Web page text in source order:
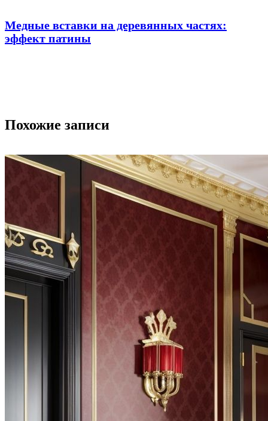
Медные вставки на деревянных частях:
эффект патины
Похожие записи